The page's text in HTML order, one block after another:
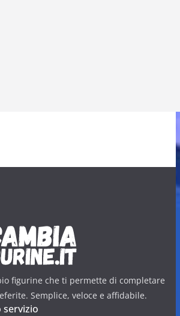
figurine che ti permette di completare
Semplice, veloce e affidabile.
servizio